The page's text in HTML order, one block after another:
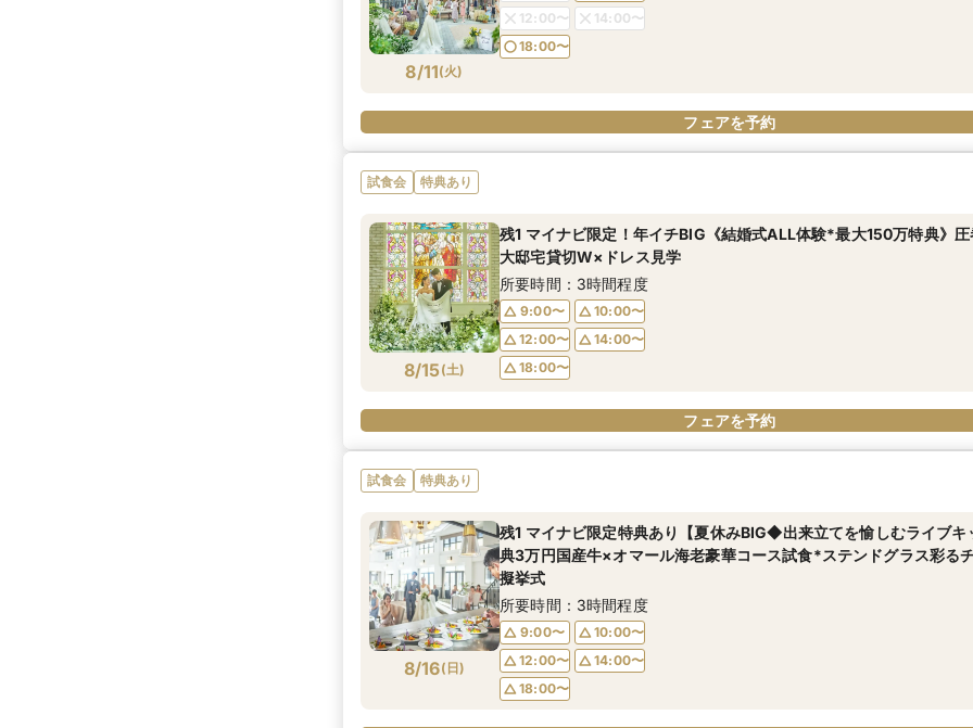
8/11(火)
12:00〜
14:00〜
18:00〜
フェアを予約
試食会 特典あり
8/15(土)
残1 マイナビ限定！年イチBIG《結婚式ALL体験*最大150万特典》圧
大邸宅貸切W×ドレス見学
所要時間：3時間程度
9:00〜
10:00〜
12:00〜
14:00〜
18:00〜
フェアを予約
試食会 特典あり
8/16( 日)
残1 マイナビ限定特典あり【夏休みBIG◆出来立てを愉しむライブキ
典3万円国産牛×オマール海老豪華コース試食*ステンドグラス彩る
擬挙式
所要時間：3時間程度
9:00〜
10:00〜
12:00〜
14:00〜
18:00〜